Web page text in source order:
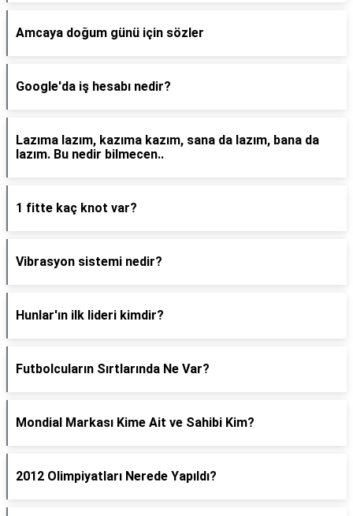
Amcaya doğum günü için sözler
Google'da iş hesabı nedir?
Lazıma lazım, kazıma kazım, sana da lazım, bana da
lazım. Bu nedir bilmecen..
1 fitte kaç knot var?
Vibrasyon sistemi nedir?
Hunlar'ın ilk lideri kimdir?
Futbolcuların Sırtlarında Ne Var?
Mondial Markası Kime Ait ve Sahibi Kim?
2012 Olimpiyatları Nerede Yapıldı?